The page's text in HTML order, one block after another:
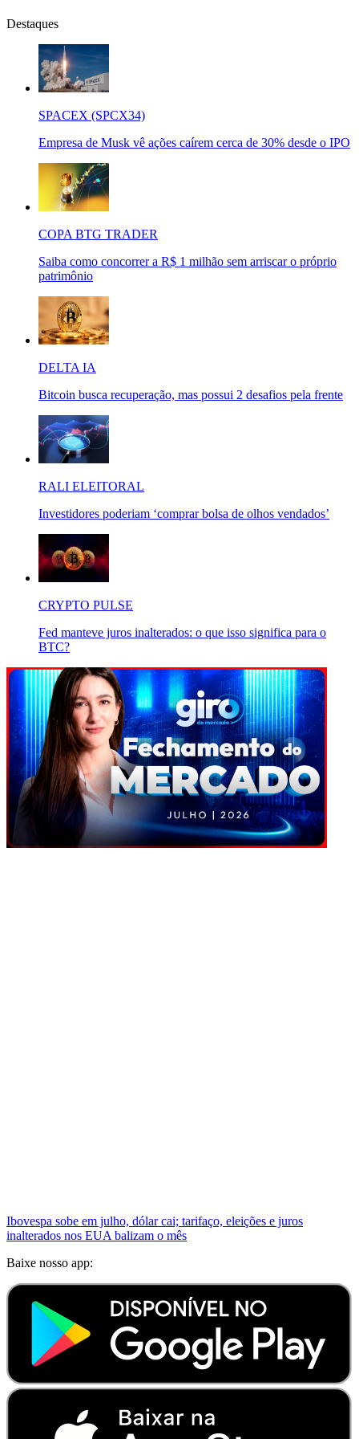
Destaques
SPACEX (SPCX34)
Empresa de Musk vê ações caírem cerca de 30% desde o IPO
COPA BTG TRADER
Saiba como concorrer a R$ 1 milhão sem arriscar o próprio
patrimônio
DELTA IA
Bitcoin busca recuperação, mas possui 2 desafios pela frente
RALI ELEITORAL
Investidores poderiam ‘comprar bolsa de olhos vendados’
CRYPTO PULSE
Fed manteve juros inalterados: o que isso significa para o
BTC?
Ibovespa sobe em julho, dólar cai; tarifaço, eleições e juros
inalterados nos EUA balizam o mês
Baixe nosso app: